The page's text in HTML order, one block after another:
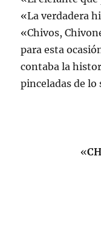
«La verdadera
«Chivos,
para esta
contaba la
pinceladas de lo
«